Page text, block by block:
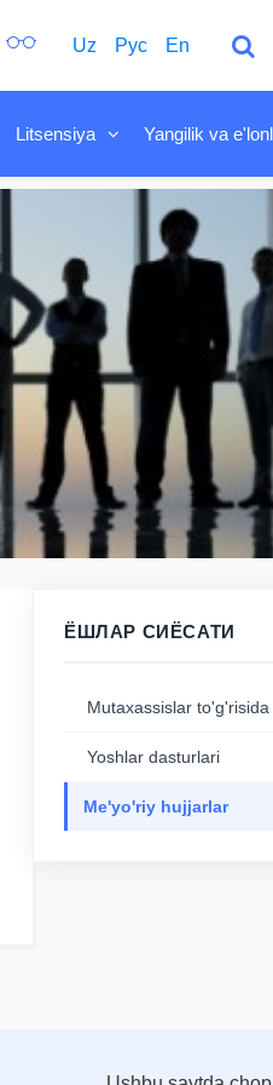
Uz Рус En
Litsensiya Yangilik va
ЁШЛАР СИЁСАТИ
Mutaxassislar
Yoshlar dasturlari
Me'yo'riy hujjarlar